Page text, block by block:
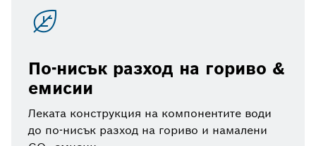
По-нисък разход на гориво &
емисии
Леката конструкция на компонентите води
до по-нисък разход на гориво и намалени